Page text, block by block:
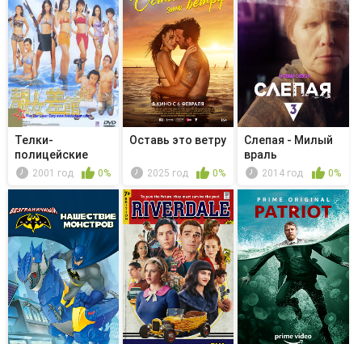
Телки-
полицейские
2001 год 0%
Оставь это ветру
2025 год 0%
Слепая - Милый
враль
2014 год 0%